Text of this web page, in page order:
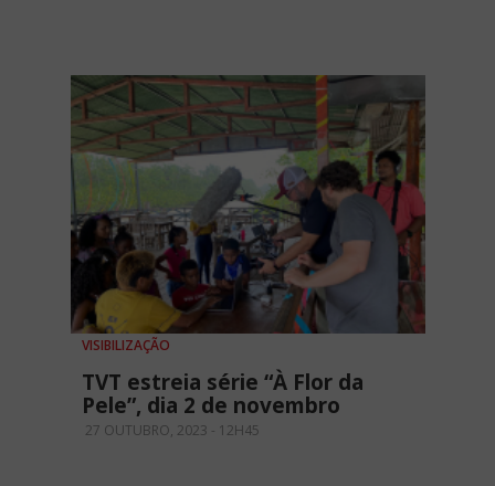
VISIBILIZAÇÃO
TVT estreia série “À Flor da
Pele”, dia 2 de novembro
27 OUTUBRO, 2023 - 12H45